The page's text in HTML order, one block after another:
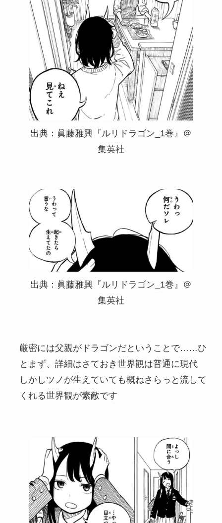
出典：眞藤雅興『ルリドラゴン_1巻』＠
集英社
出典：眞藤雅興『ルリドラゴン_1巻』＠
集英社
厳密には父親がドラゴンだということで……ひ
とまず、詳細はさておき世界観は普通に現代
しかしツノが生えていても概ねさらっと流して
くれる世界観が素敵です